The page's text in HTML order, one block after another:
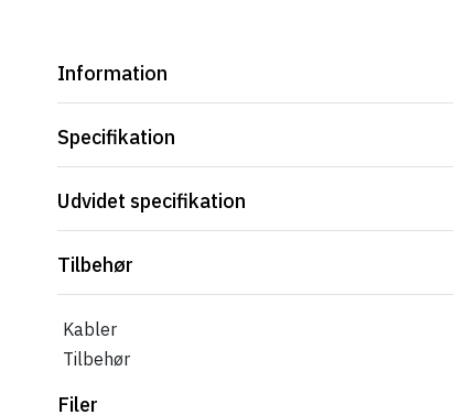
Information
Specifikation
Udvidet specifikation
Tilbehør
Kabler
Tilbehør
Filer